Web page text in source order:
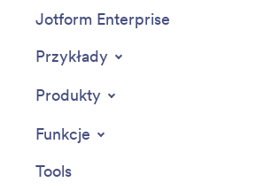
Jotform Enterprise
Przykłady
Produkty
Funkcje
Tools